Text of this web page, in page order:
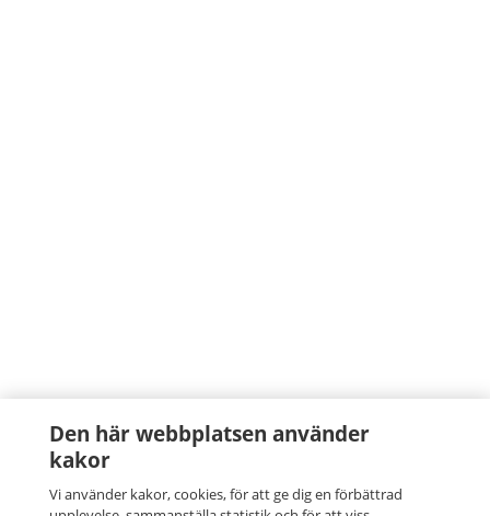
Den här webbplatsen använder
kakor
Vi använder kakor, cookies, för att ge dig en förbättrad